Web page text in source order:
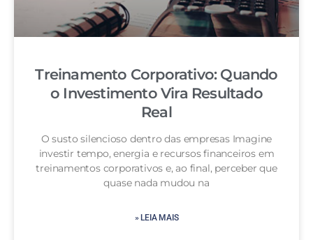
Treinamento Corporativo: Quando
o Investimento Vira Resultado
Real
O susto silencioso dentro das empresas Imagine
investir tempo, energia e recursos financeiros em
treinamentos corporativos e, ao final, perceber que
quase nada mudou na
» LEIA MAIS